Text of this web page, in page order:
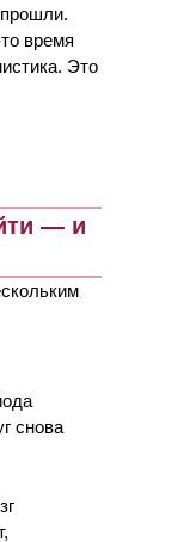
время
Это
— и
снова